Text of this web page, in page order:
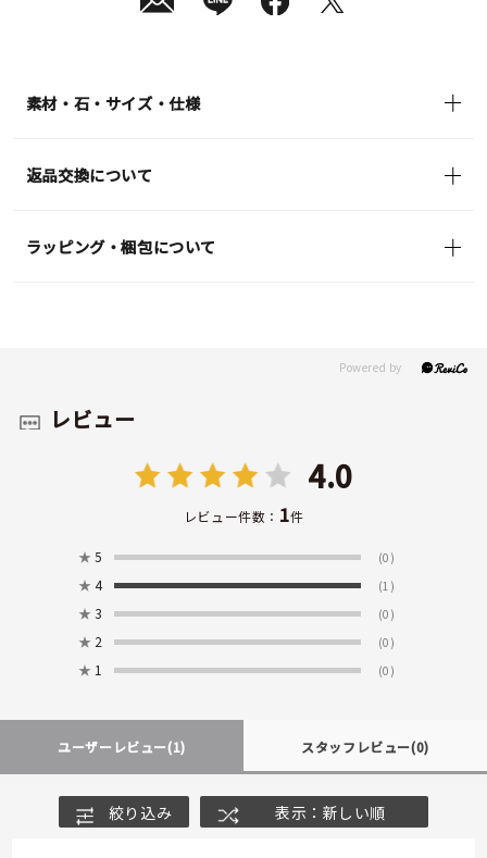
素材・石・サイズ・仕様
返品交換について
ラッピング・梱包について
レビュー
4.0
レビュー件数： 1件
★ 5 (0)
★ 4 (1)
★ 3 (0)
★ 2 (0)
★ 1 (0)
ユーザーレビュー(1) スタッフレビュー(0)
絞り込み 表示：新しい順